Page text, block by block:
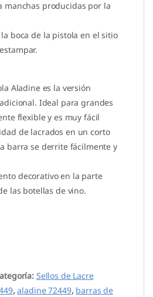
manchas producidas por la
boca de la pistola en el sitio
Aladine es la versión
Ideal para grandes
flexible y es muy fácil
de lacrados en un corto
barra se derrite fácilmente y
decorativo en la parte
las botellas de vino.
Sellos de Lacre
,aladine 72449, barras de